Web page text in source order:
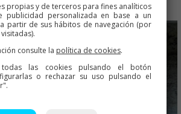
propias y de terceros para fines analíticos
publicidad personalizada en base a un
partir de sus hábitos de navegación (por
consulte la política de cookies.
todas las cookies pulsando el botón
o rechazar su uso pulsando el